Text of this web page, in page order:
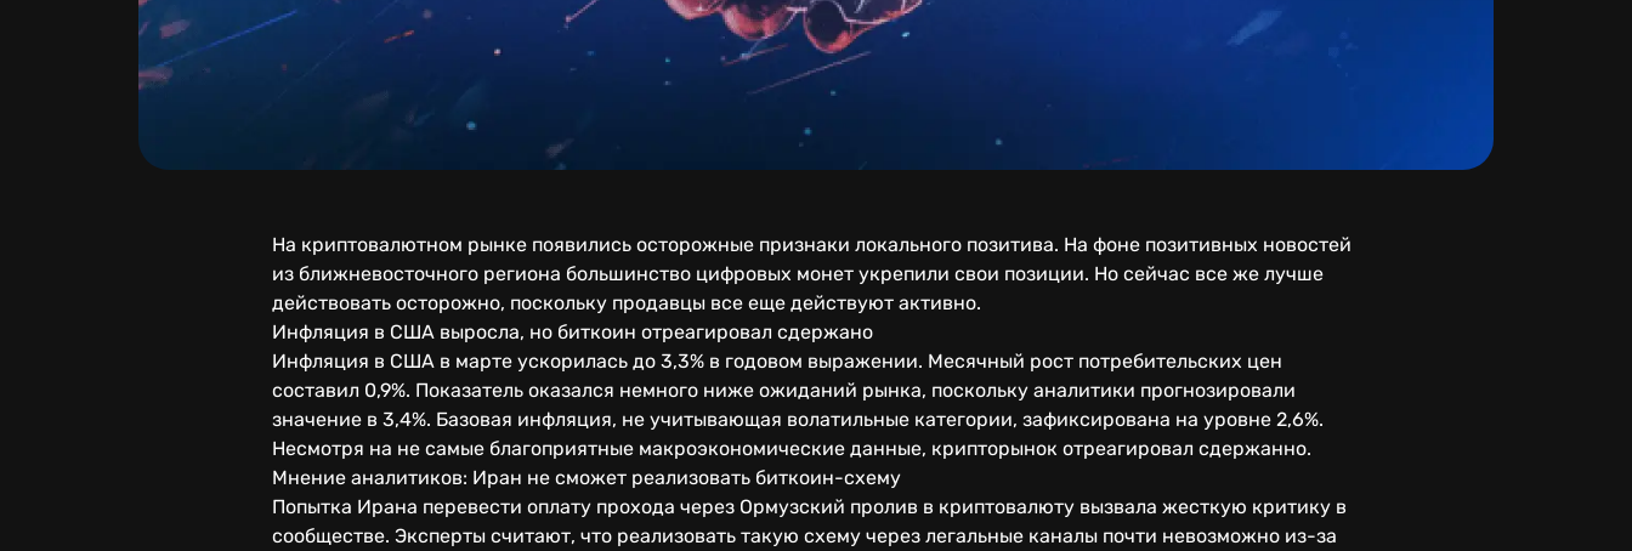
На криптовалютном рынке появились осторожные признаки локального позитива. На фоне позитивных новостей
из ближневосточного региона большинство цифровых монет укрепили свои позиции. Но сейчас все же лучше
действовать осторожно, поскольку продавцы все еще действуют активно.
Инфляция в США выросла, но биткоин отреагировал сдержано
Инфляция в США в марте ускорилась до 3,3% в годовом выражении. Месячный рост потребительских цен
составил 0,9%. Показатель оказался немного ниже ожиданий рынка, поскольку аналитики прогнозировали
значение в 3,4%. Базовая инфляция, не учитывающая волатильные категории, зафиксирована на уровне 2,6%.
Несмотря на не самые благоприятные макроэкономические данные, крипторынок отреагировал сдержанно.
Мнение аналитиков: Иран не сможет реализовать биткоин-схему
Попытка Ирана перевести оплату прохода через Ормузский пролив в криптовалюту вызвала жесткую критику в
сообществе. Эксперты считают, что реализовать такую схему через легальные каналы почти невозможно из-за